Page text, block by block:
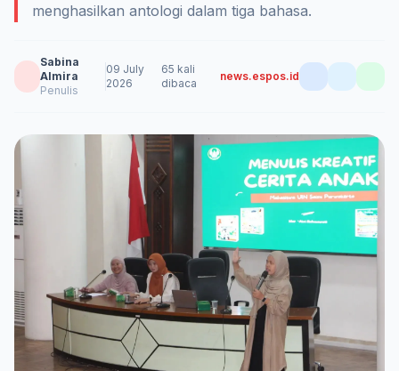
menghasilkan antologi dalam tiga bahasa.
Sabina
Almira
Penulis
09 July
2026
65 kali
dibaca
news.espos.id